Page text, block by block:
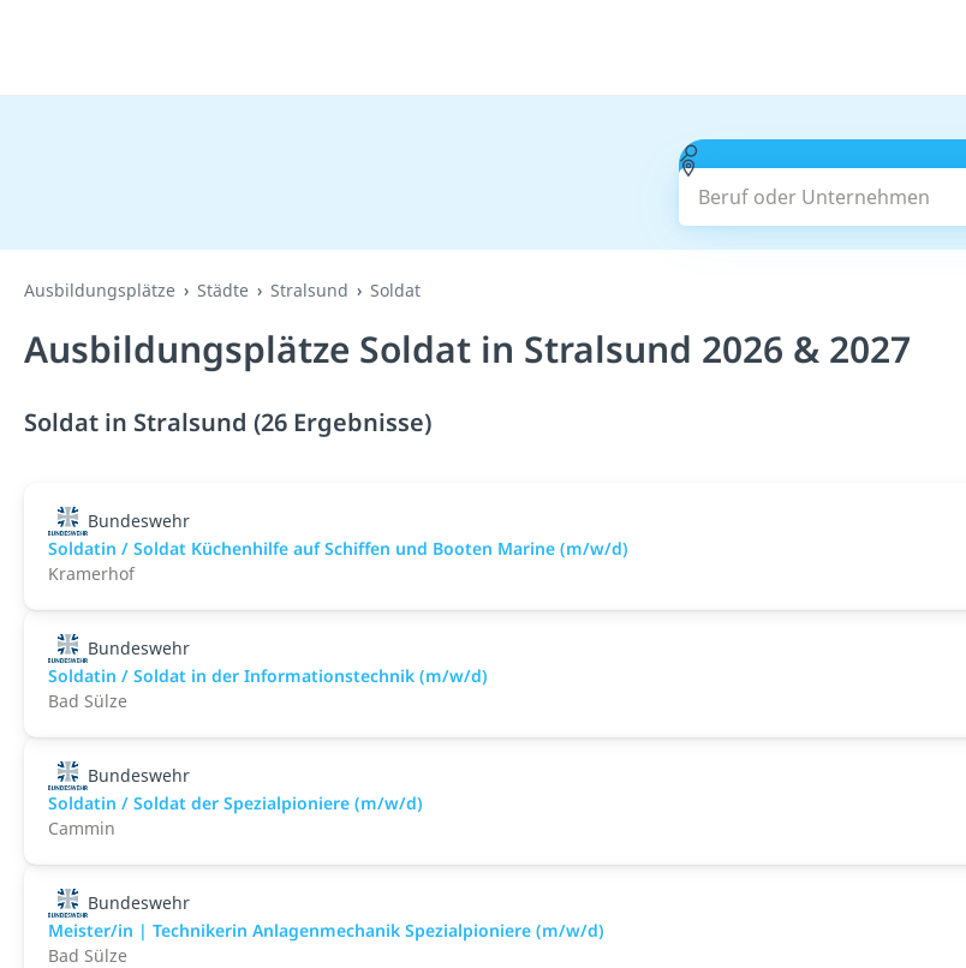
Beruf oder Unternehmen
Ausbildungsplätze Städte Stralsund Soldat
Ausbildungsplätze Soldat in Stralsund 2026 & 2027
Soldat in Stralsund (26 Ergebnisse)
Bundeswehr
Soldatin / Soldat Küchenhilfe auf Schiffen und Booten Marine (m/w/d)
Kramerhof
Bundeswehr
Soldatin / Soldat in der Infor­mations­technik (m/w/d)
Bad Sülze
Bundeswehr
Soldatin / Soldat der Spezialpioniere (m/w/d)
Cammin
Bundeswehr
Meister/in | Technikerin Anlagenmechanik Spezialpioniere (m/w/d)
Bad Sülze